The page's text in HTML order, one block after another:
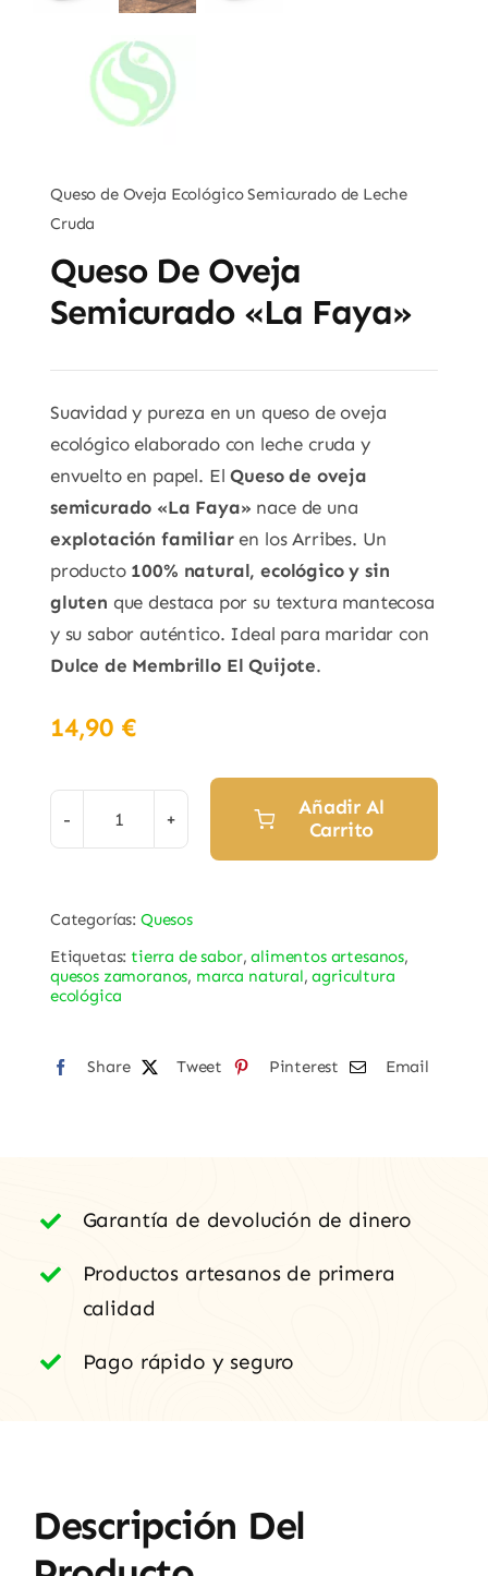
Queso de Oveja Ecológico Semicurado de Leche
Cruda
Queso De Oveja
Semicurado «La Faya»
Suavidad y pureza en un queso de oveja
ecológico elaborado con leche cruda y
envuelto en papel. ElQueso de oveja
semicurado «La Faya» nace de una
explotación familiaren los Arribes. Un
producto 100% natural, ecológico y sin
gluten que destaca por su textura mantecosa
y su sabor auténtico. Ideal para maridar con
Dulce de Membrillo El Quijote.
14,90 €
Queso
semicurado
"La
Faya"
Añadir Al
Carrito
Categorías: Quesos
Etiquetas:tierra de sabor,alimentos artesanos,
quesos zamoranos, marca natural,agricultura
ecológica
Share Tweet Pinterest Email
Garantía de devolución de dinero
Productos artesanos de primera
calidad
Pago rápido y seguro
Descripción Del